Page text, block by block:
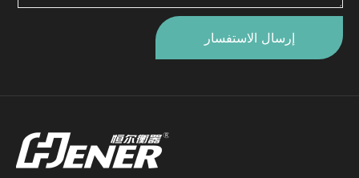
إرسال الاستفسار